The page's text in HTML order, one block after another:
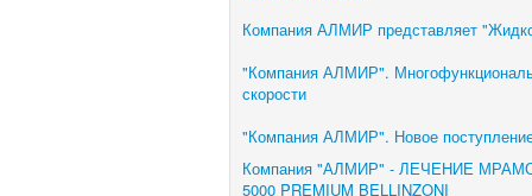
Компания АЛМИР представляет
"Компания АЛМИР".
скорости
"Компания АЛМИР". Новое
Компания "АЛМИР" - ЛЕЧЕНИЕ
5000 PREMIUM BELLINZONI